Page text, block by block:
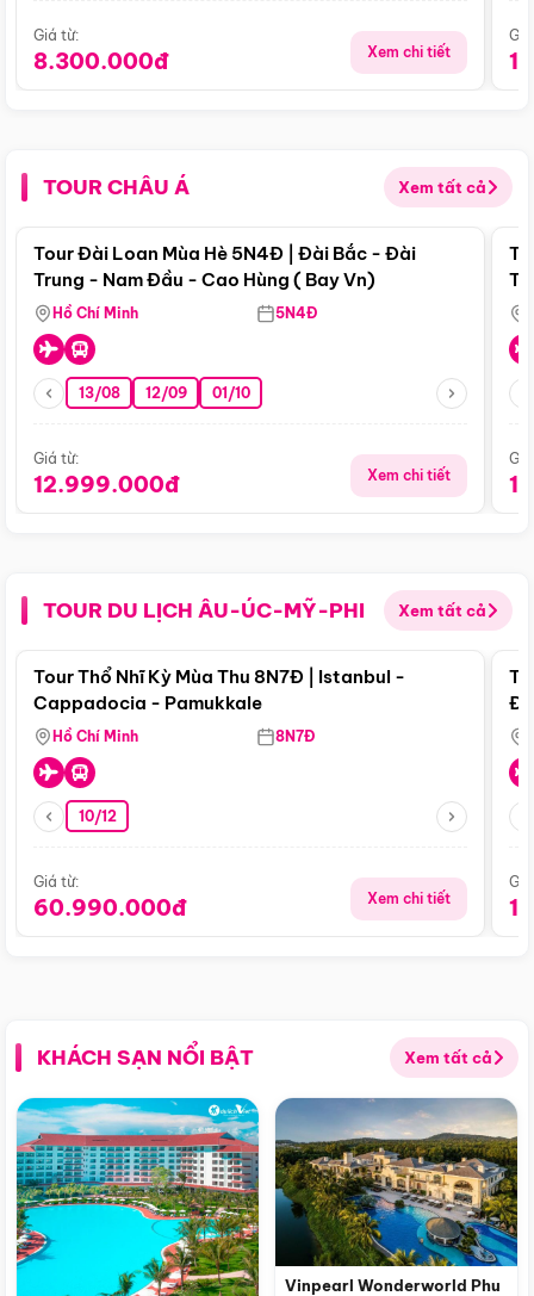
Giá từ:
8.300.000đ Xem chi tiết
TOUR CHÂU Á Xem tất cả
Điểm nổi bật
Tour Đài Loan Mùa Hè 5N4Đ | Đài Bắc - Đài
Trung - Nam Đầu - Cao Hùng ( Bay Vn)
Hồ Chí Minh 5N4Đ
13/08 12/09 01/10
Giá từ:
12.999.000đ Xem chi tiết
TOUR DU LỊCH ÂU-ÚC-MỸ-PHI Xem tất cả
Điểm nổi bật
Tour Thổ Nhĩ Kỳ Mùa Thu 8N7Đ | Istanbul -
Cappadocia - Pamukkale
Hồ Chí Minh 8N7Đ
10/12
Giá từ:
60.990.000đ Xem chi tiết
KHÁCH SẠN NỔI BẬT Xem tất cả
Vinpearl Wonderworld Phu